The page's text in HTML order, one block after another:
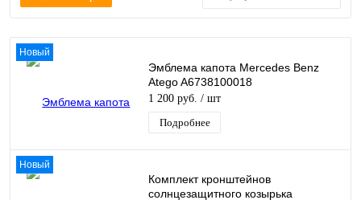
Новый
Эмблема капота Mercedes Benz
Atego A6738100018
1 200 руб. / шт
Подробнее
Новый
Комплект кронштейнов
солнцезащитного козырька